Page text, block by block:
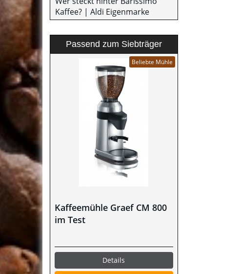
Kaffee? | Aldi Eigenmarke
Passend zum Siebträger
Beliebte Mühle
Kaffeemühle Graef CM 800
im Test
Details